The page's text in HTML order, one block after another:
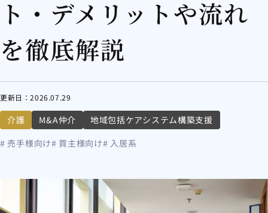
ト・デメリットや流れ
を徹底解説
更新日：2026.07.29
介護 M&A仲介
地域包括ケアシステム構築支援
# 売手様向け# 買主様向け# 入居系